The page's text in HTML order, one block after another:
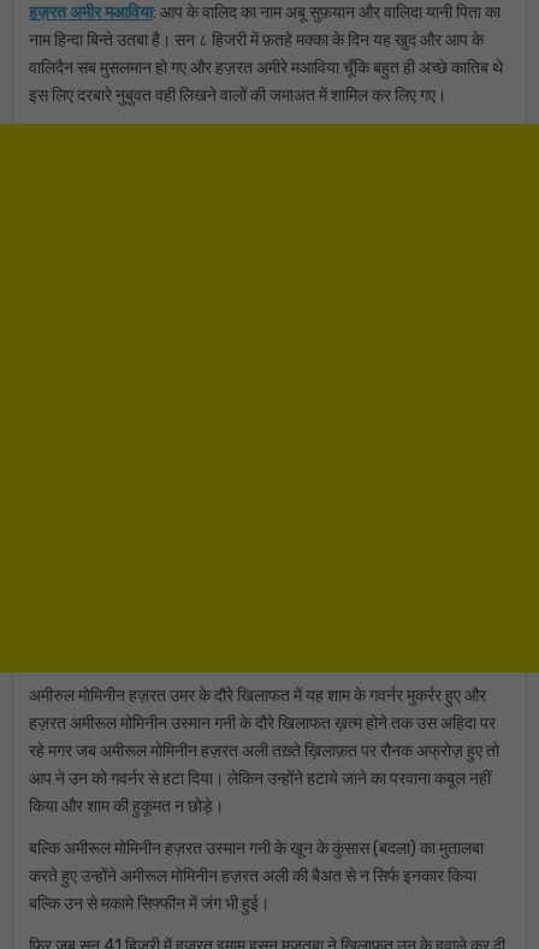
हज़रत अमीर मआविया: आप के वालिद का नाम अबू सुफ़यान और वालिदा यानी पिता का
नाम हिन्दा बिन्ते उतबा है। सन ८ हिजरी में फ़तहे मक्का के दिन यह खुद और आप के
वालिदैन सब मुसलमान हो गए और हज़रत अमीरे मआविया चूँकि बहुत ही अच्छे कातिब थे
इस लिए दरबारे नुबुवत वही लिखने वालों की जमाअत में शामिल कर लिए गए।
अमीरुल मोमिनीन हज़रत उमर के दौरे खिलाफत में यह शाम के गवर्नर मुकर्रर हुए और
हज़रत अमीरूल मोमिनीन उस्मान गनी के दौरे खिलाफत ख़त्म होने तक उस अहिदा पर
रहे मगर जब अमीरूल मोमिनीन हज़रत अली तख़्ते ख़िलाफ़त पर रौनक अफ्रोज़ हुए तो
आप ने उन को गवर्नर से हटा दिया। लेकिन उन्होंने हटाये जाने का परवाना कबूल नहीं
किया और शाम की हुकूमत न छोड़े।
बल्कि अमीरूल मोमिनीन हज़रत उस्मान गनी के खून के कुंसास (बदला) का मुतालबा
करते हुए उन्होंने अमीरूल मोमिनीन हज़रत अली की बैअत से न सिर्फ इनकार किया
बल्कि उन से मकामे सिफ्फीन में जंग भी हुई।